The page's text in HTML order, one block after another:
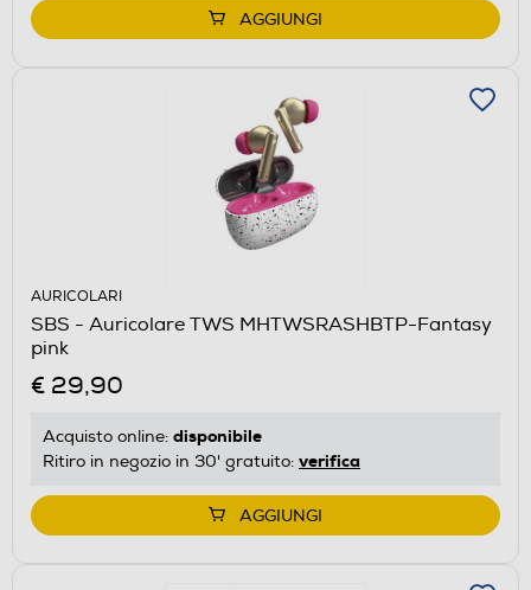
AGGIUNGI
AURICOLARI
SBS - Auricolare TWS MHTWSRASHBTP-Fantasy
pink
€ 29,90
Acquisto online: disponibile
Ritiro in negozio in 30' gratuito: verifica
AGGIUNGI